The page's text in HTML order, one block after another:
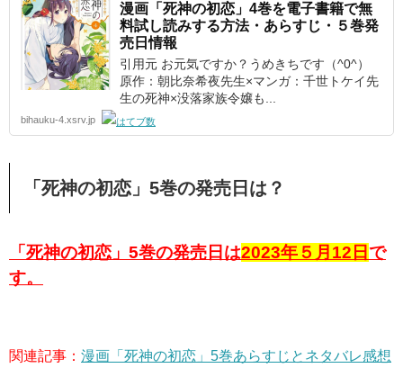
漫画「死神の初恋」4巻を電子書籍で無
料試し読みする方法・あらすじ・５巻発
売日情報
引用元 お元気ですか？うめきちです（^0^）
原作：朝比奈希夜先生×マンガ：千世トケイ先
生の死神×没落家族令嬢も...
bihauku-4.xsrv.jp
「死神の初恋」5巻の発売日は？
「死神の初恋」5巻の発売日は2023年５月12日 で
す。
関連記事： 漫画「死神の初恋」5巻あらすじとネタバレ感想